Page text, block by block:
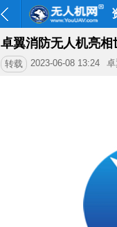
卓翼消防无人机亮相
转载 2023-06-08 13:24